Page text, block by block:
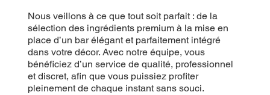
Nous veillons à ce que tout soit parfait : de la
sélection des ingrédients premium à la mise en
place d’un bar élégant et parfaitement intégré
dans votre décor. Avec notre équipe, vous
bénéficiez d’un service de qualité, professionnel
et discret, afin que vous puissiez profiter
pleinement de chaque instant sans souci.